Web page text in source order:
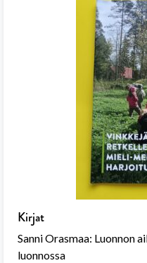
Kirjat
Sanni Orasmaa: Luonnon
luonnossa